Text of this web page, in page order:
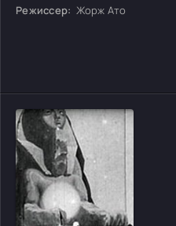
Режиссер: Жорж Ато